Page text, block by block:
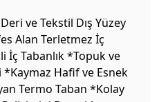
ve Tekstil Dış Yüzey
Alan Terletmez İç
Tabanlık *Topuk ve
*Kaymaz Hafif ve Esnek
Termo Taban *Kolay